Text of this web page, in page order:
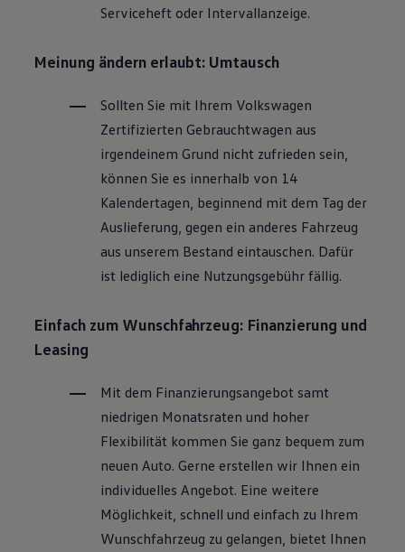
Magazin
Familie
Volkswagen R
Pannen- und Unfallhilfe
Volkswagen Kundenbetreuung
Serviceheft oder Intervallanzeige.
Meinung ändern erlaubt: Umtausch
Sollten Sie mit Ihrem Volkswagen
Zertifizierten Gebrauchtwagen aus
irgendeinem Grund nicht zufrieden sein,
können Sie es innerhalb von 14
Kalendertagen, beginnend mit dem Tag der
Auslieferung, gegen ein anderes Fahrzeug
aus unserem Bestand eintauschen. Dafür
ist lediglich eine Nutzungsgebühr fällig.
Einfach zum Wunschfahrzeug: Finanzierung und
Leasing
Mit dem Finanzierungsangebot samt
niedrigen Monatsraten und hoher
Flexibilität kommen Sie ganz bequem zum
neuen Auto. Gerne erstellen wir Ihnen ein
individuelles Angebot. Eine weitere
Möglichkeit, schnell und einfach zu Ihrem
Wunschfahrzeug zu gelangen, bietet Ihnen